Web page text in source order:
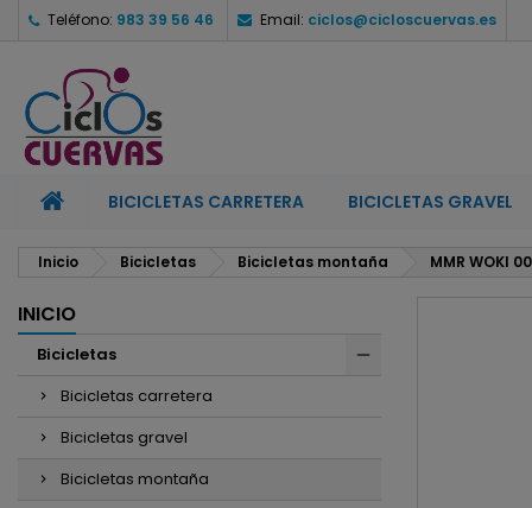
Teléfono: 983 39 56 46 Email: ciclos@cicloscuervas.es
BICICLETAS CARRETERA BICICLETAS GRAVEL
Inicio Bicicletas Bicicletas montaña MMR WOKI
INICIO
Bicicletas
Bicicletas carretera
Bicicletas gravel
Bicicletas montaña